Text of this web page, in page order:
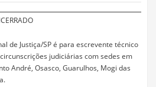
de Justiça/SP é para escrevente técnico
judiciárias com sedes em
André, Osasco, Guarulhos, Mogi das